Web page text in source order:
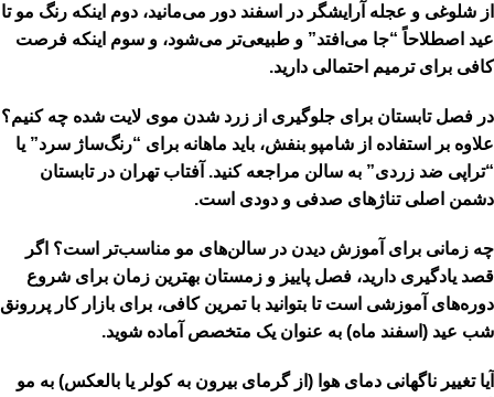
از شلوغی و عجله آرایشگر در اسفند دور می‌مانید، دوم اینکه رنگ مو تا
عید اصطلاحاً “جا می‌افتد” و طبیعی‌تر می‌شود، و سوم اینکه فرصت
کافی برای ترمیم احتمالی دارید.
در فصل تابستان برای جلوگیری از زرد شدن موی لایت شده چه کنیم؟
علاوه بر استفاده از شامپو بنفش، باید ماهانه برای “رنگ‌ساژ سرد” یا
“تراپی ضد زردی” به سالن مراجعه کنید. آفتاب تهران در تابستان
دشمن اصلی تناژهای صدفی و دودی است.
چه زمانی برای آموزش دیدن در سالن‌های مو مناسب‌تر است؟ اگر
قصد یادگیری دارید، فصل پاییز و زمستان بهترین زمان برای شروع
دوره‌های آموزشی است تا بتوانید با تمرین کافی، برای بازار کار پررونق
شب عید (اسفند ماه) به عنوان یک متخصص آماده شوید.
آیا تغییر ناگهانی دمای هوا (از گرمای بیرون به کولر یا بالعکس) به مو